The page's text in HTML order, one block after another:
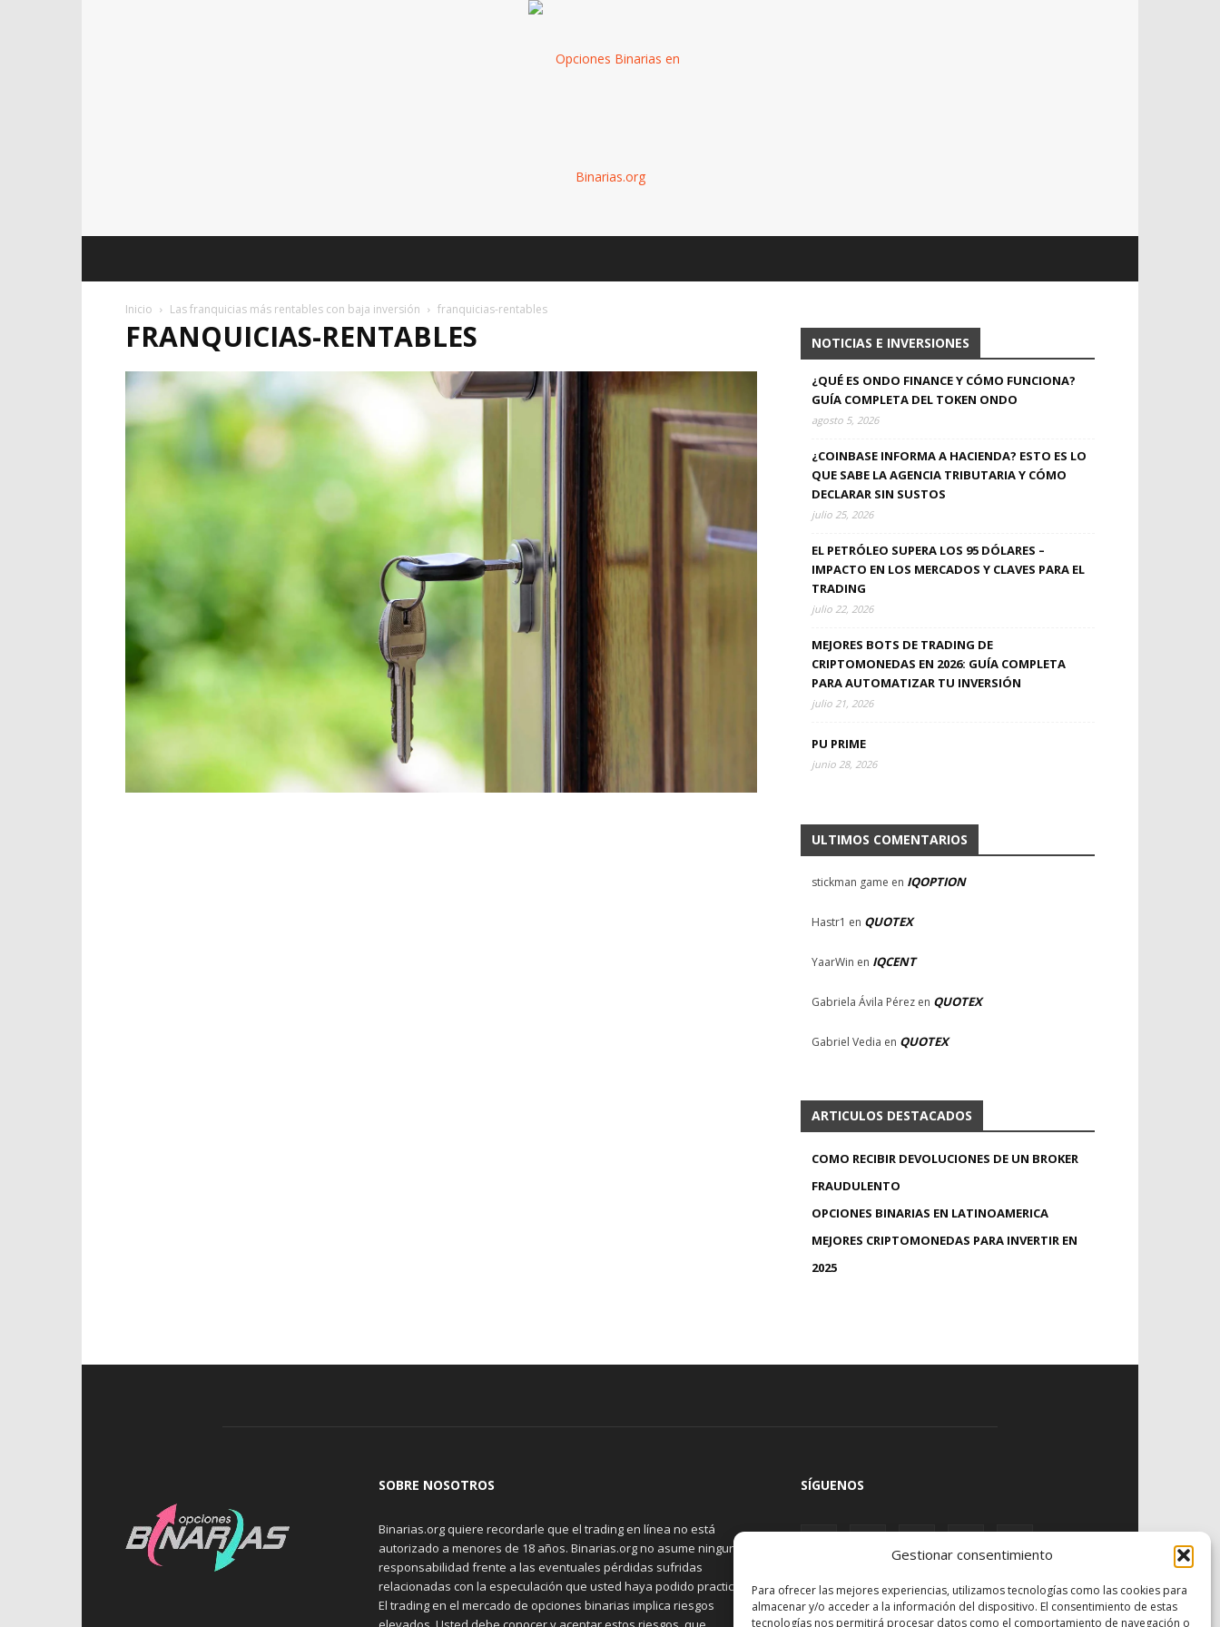
Gestionar consentimiento
Para ofrecer las mejores experiencias, utilizamos tecnologías como las cookies para
almacenar y/o acceder a la información del dispositivo. El consentimiento de estas
tecnologías nos permitirá procesar datos como el comportamiento de navegación o
Inicio Las franquicias más rentables con baja inversión franquicias-rentables
FRANQUICIAS-RENTABLES NOTICIAS E INVERSIONES
¿QUÉ ES ONDO FINANCE Y CÓMO FUNCIONA?
GUÍA COMPLETA DEL TOKEN ONDO
agosto 5, 2026
¿COINBASE INFORMA A HACIENDA? ESTO ES LO
QUE SABE LA AGENCIA TRIBUTARIA Y CÓMO
DECLARAR SIN SUSTOS
julio 25, 2026
EL PETRÓLEO SUPERA LOS 95 DÓLARES –
IMPACTO EN LOS MERCADOS Y CLAVES PARA EL
TRADING
julio 22, 2026
MEJORES BOTS DE TRADING DE
CRIPTOMONEDAS EN 2026: GUÍA COMPLETA
PARA AUTOMATIZAR TU INVERSIÓN
julio 21, 2026
PU PRIME
junio 28, 2026
ULTIMOS COMENTARIOS
stickman game en IQOPTION
Hastr1 en QUOTEX
YaarWin en IQCENT
Gabriela Ávila Pérez en QUOTEX
Gabriel Vedia en QUOTEX
ARTICULOS DESTACADOS
COMO RECIBIR DEVOLUCIONES DE UN BROKER
FRAUDULENTO
OPCIONES BINARIAS EN LATINOAMERICA
MEJORES CRIPTOMONEDAS PARA INVERTIR EN
2025
SOBRE NOSOTROS
Binarias.org quiere recordarle que el trading en línea no está
autorizado a menores de 18 años. Binarias.org no asume ninguna
responsabilidad frente a las eventuales pérdidas sufridas
relacionadas con la especulación que usted haya podido practicar.
El trading en el mercado de opciones binarias implica riesgos
SÍGUENOS